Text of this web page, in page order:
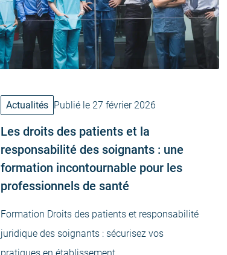
Actualités Publié le 27 février 2026
Les droits des patients et la
responsabilité des soignants : une
formation incontournable pour les
professionnels de santé
Formation Droits des patients et responsabilité
juridique des soignants : sécurisez vos
pratiques en établissement …